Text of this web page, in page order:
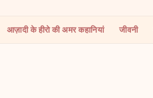
आज़ादी के हीरो की अमर कहानियां जीवनी